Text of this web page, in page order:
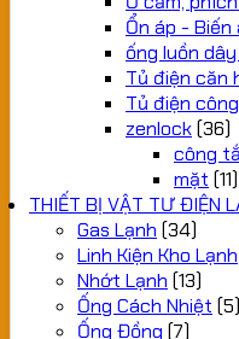
Ổn áp - Biến
ống luồn
Tủ điện căn
Tủ điện
zenlock(36)
công
mặt (11)
THIẾT BỊ VẬT TƯ ĐIỆN
Gas Lạnh (34)
Linh Kiện Kho Lạnh
Nhớt Lạnh (13)
Ống Cách Nhiệt (5)
Ống Đồng (7)